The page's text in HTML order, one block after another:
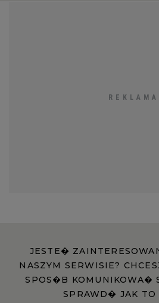
JESTE�
NASZYM SERWISIE?
SPOS�B KOMUNIKOWA�
SPRAWD� JAK